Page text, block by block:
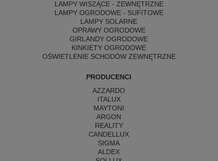
LAMPY WISZĄCE - ZEWNĘTRZNE
LAMPY OGRODOWE - SUFITOWE
LAMPY SOLARNE
OPRAWY OGRODOWE
GIRLANDY OGRODOWE
KINKIETY OGRODOWE
OŚWIETLENIE SCHODÓW ZEWNĘTRZNE
PRODUCENCI
AZZARDO
ITALUX
MAYTONI
ARGON
REALITY
CANDELLUX
SIGMA
ALDEX